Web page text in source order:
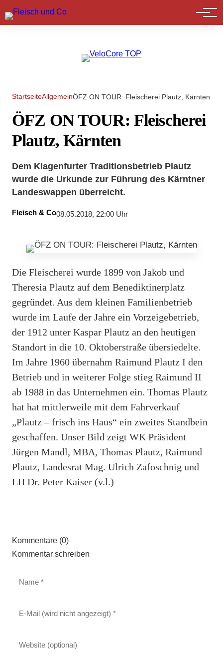
Marktführer
StartseiteAllgemeinÖFZ ON TOUR: Fleischerei Plautz, Kärnten
ÖFZ ON TOUR: Fleischerei
Plautz, Kärnten
Dem Klagenfurter Traditionsbetrieb Plautz
wurde die Urkunde zur Führung des Kärntner
Landeswappen überreicht.
Fleisch & Co08.05.2018, 22:00 Uhr
Die Fleischerei wurde 1899 von Jakob und
Theresia Plautz auf dem Benediktinerplatz
gegründet. Aus dem kleinen Familienbetrieb
wurde im Laufe der Jahre ein Vorzeigebetrieb,
der 1912 unter Kaspar Plautz an den heutigen
Standort in die 10. Oktoberstraße übersiedelte.
Im Jahre 1960 übernahm Raimund Plautz I den
Betrieb und in weiterer Folge stieg Raimund II
ab 1988 in das Unternehmen ein. Thomas Plautz
hat hat mittlerweile mit dem Fahrverkauf
„Plautz – frisch ins Haus“ ein zweites Standbein
geschaffen. Unser Bild zeigt WK Präsident
Jürgen Mandl, MBA, Thomas Plautz, Raimund
Plautz, Landesrat Mag. Ulrich Zafoschnig und
LH Dr. Peter Kaiser (v.l.)
Kommentare (0)
Kommentar schreiben